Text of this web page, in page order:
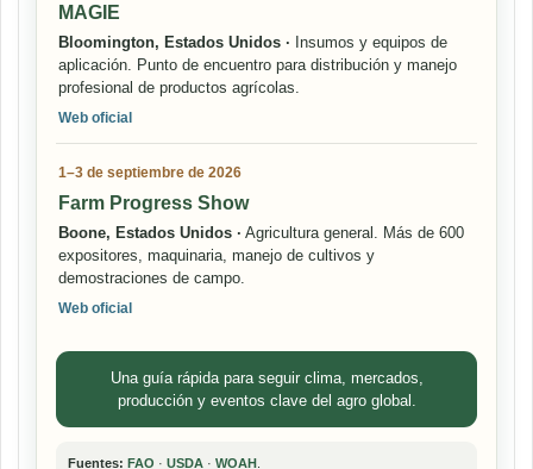
MAGIE
Bloomington, Estados Unidos · Insumos y equipos de
aplicación. Punto de encuentro para distribución y manejo
profesional de productos agrícolas.
Web oficial
1–3 de septiembre de 2026
Farm Progress Show
Boone, Estados Unidos · Agricultura general. Más de 600
expositores, maquinaria, manejo de cultivos y
demostraciones de campo.
Web oficial
Una guía rápida para seguir clima, mercados,
producción y eventos clave del agro global.
Fuentes: FAO · USDA · WOAH